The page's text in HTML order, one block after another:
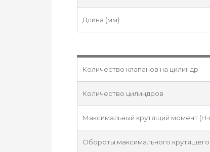
Длина (мм)
Количество клапанов на цилиндр
Количество цилиндров
Максимальный крутящий момент
Обороты максимального